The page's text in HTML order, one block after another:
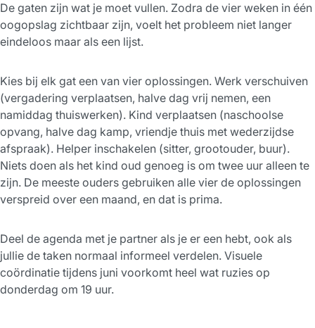
De gaten zijn wat je moet vullen. Zodra de vier weken in één
oogopslag zichtbaar zijn, voelt het probleem niet langer
eindeloos maar als een lijst.
Kies bij elk gat een van vier oplossingen. Werk verschuiven
(vergadering verplaatsen, halve dag vrij nemen, een
namiddag thuiswerken). Kind verplaatsen (naschoolse
opvang, halve dag kamp, vriendje thuis met wederzijdse
afspraak). Helper inschakelen (sitter, grootouder, buur).
Niets doen als het kind oud genoeg is om twee uur alleen te
zijn. De meeste ouders gebruiken alle vier de oplossingen
verspreid over een maand, en dat is prima.
Deel de agenda met je partner als je er een hebt, ook als
jullie de taken normaal informeel verdelen. Visuele
coördinatie tijdens juni voorkomt heel wat ruzies op
donderdag om 19 uur.